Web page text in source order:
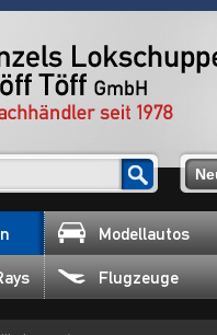
Modellautos
Flugzeuge